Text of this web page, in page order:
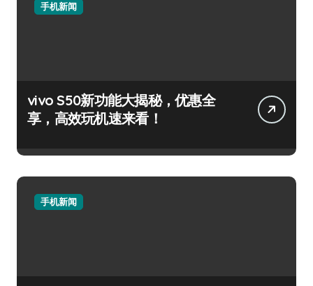
手机新闻
vivo S50新功能大揭秘，优惠全
享，高效玩机速来看！
手机新闻